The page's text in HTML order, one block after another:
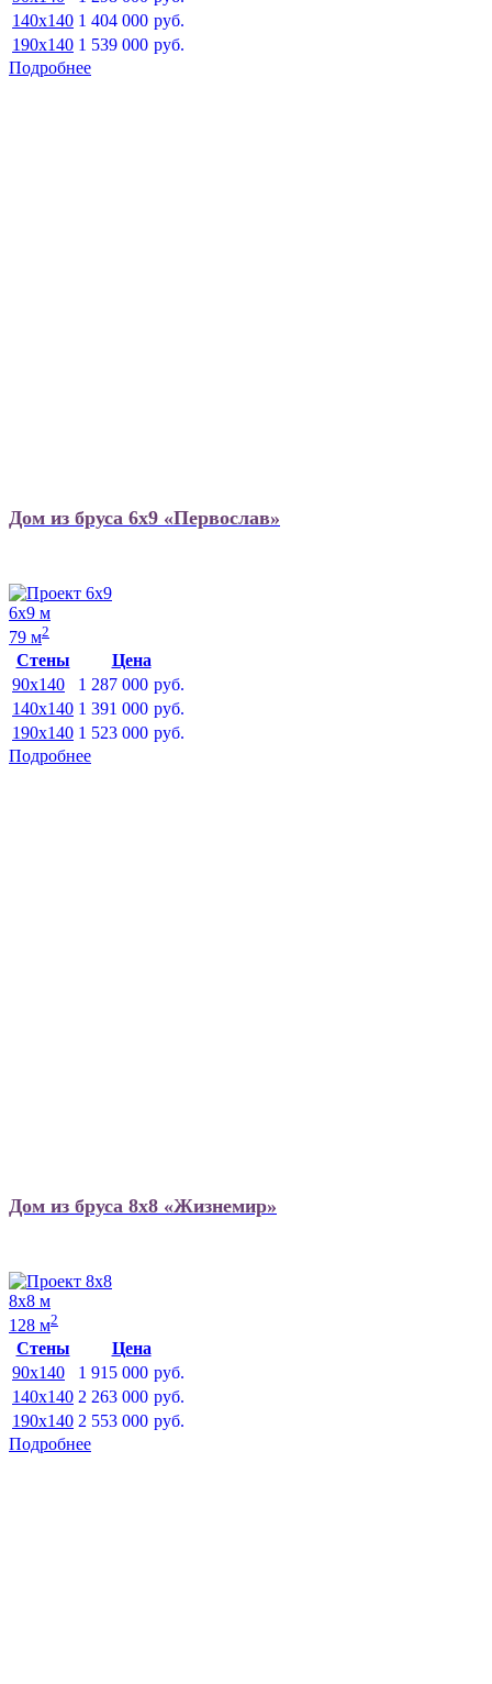
140x140 1 404 000 руб.
190x140 1 539 000 руб.
Подробнее
Дом из бруса 6х9 «Первослав»
6х9 м
79 м2
Стены
Цена
90x140
1 287 000 руб.
140x140 1 391 000 руб.
190x140 1 523 000 руб.
Подробнее
Дом из бруса 8х8 «Жизнемир»
8х8 м
128 м2
Стены
Цена
90x140
1 915 000 руб.
140x140 2 263 000 руб.
190x140 2 553 000 руб.
Подробнее